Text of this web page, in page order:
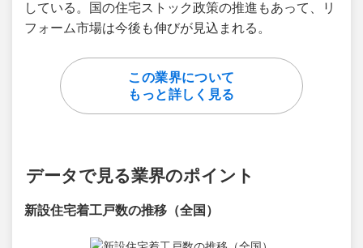
している。国の住宅ストック政策の推進もあって、リ
フォーム市場は今後も伸びが見込まれる。
この業界について
もっと詳しく見る
データで見る業界のポイント
新設住宅着工戸数の推移（全国）